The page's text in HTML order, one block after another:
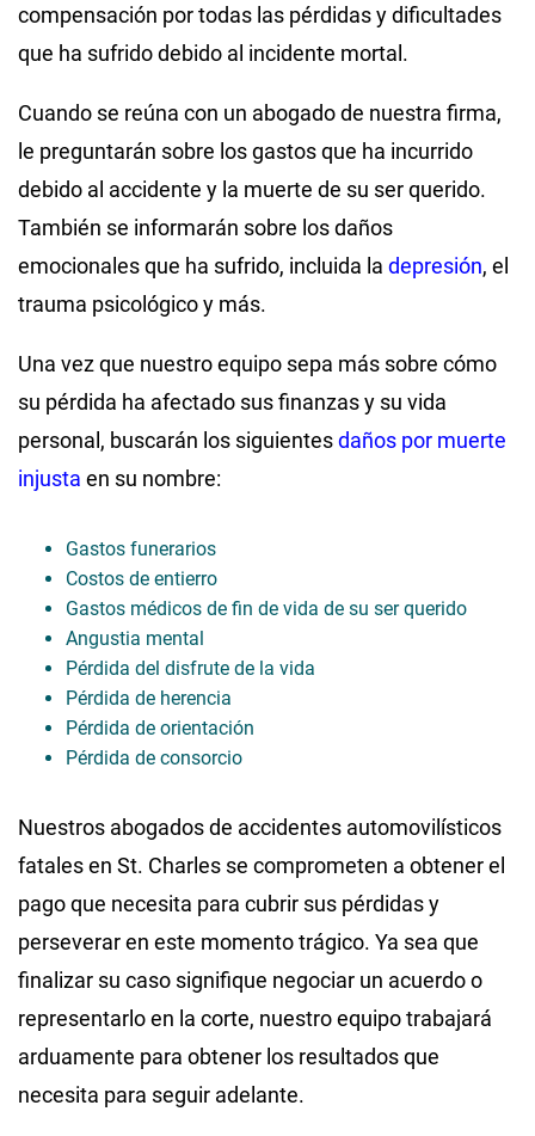
compensación por todas las pérdidas y dificultades
que ha sufrido debido al incidente mortal.
Cuando se reúna con un abogado de nuestra firma,
le preguntarán sobre los gastos que ha incurrido
debido al accidente y la muerte de su ser querido.
También se informarán sobre los daños
emocionales que ha sufrido, incluida la depresión, el
trauma psicológico y más.
Una vez que nuestro equipo sepa más sobre cómo
su pérdida ha afectado sus finanzas y su vida
personal, buscarán los siguientesdaños por muerte
injusta en su nombre:
Gastos funerarios
Costos de entierro
Gastos médicos de fin de vida de su ser querido
Angustia mental
Pérdida del disfrute de la vida
Pérdida de herencia
Pérdida de orientación
Pérdida de consorcio
Nuestros abogados de accidentes automovilísticos
fatales en St. Charles se comprometen a obtener el
pago que necesita para cubrir sus pérdidas y
perseverar en este momento trágico. Ya sea que
finalizar su caso signifique negociar un acuerdo o
representarlo en la corte, nuestro equipo trabajará
arduamente para obtener los resultados que
necesita para seguir adelante.